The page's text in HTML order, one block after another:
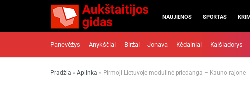
NAUJIENOS SPORTAS
Panevėžys Anykščiai Biržai Jonava Kėdainiai Kaišiadorys
Pradžia » Aplinka » Pirmoji Lietuvoje modulinė priedanga – Kauno rajone